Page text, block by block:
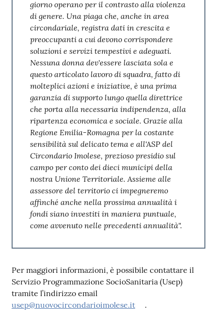
giorno operano per il contrasto alla violenza
di genere. Una piaga che, anche in area
circondariale, registra dati in crescita e
preoccupanti a cui devono corrispondere
soluzioni e servizi tempestivi e adeguati.
Nessuna donna dev'essere lasciata sola e
questo articolato lavoro di squadra, fatto di
molteplici azioni e iniziative, è una prima
garanzia di supporto lungo quella direttrice
che porta alla necessaria indipendenza, alla
ripartenza economica e sociale. Grazie alla
Regione Emilia-Romagna per la costante
sensibilità sul delicato tema e all'ASP del
Circondario Imolese, prezioso presidio sul
campo per conto dei dieci municipi della
nostra Unione Territoriale. Assieme alle
assessore del territorio ci impegneremo
affinché anche nella prossima annualità i
fondi siano investiti in maniera puntuale,
come avvenuto nelle precedenti annualità".
Per maggiori informazioni, è possibile contattare il
Servizio Programmazione SocioSanitaria (Usep)
tramite l’indirizzo email
usep@nuovocircondarioimolese.it
.